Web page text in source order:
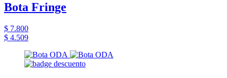
Bota Fringe
$ 7.800
$ 4.509